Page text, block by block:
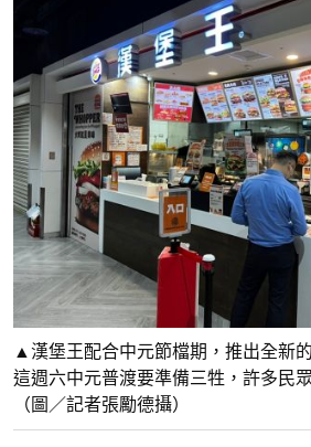
▲漢堡王配合中元節檔期，推出全新
這週六中元普渡要準備三牲，許多民
（圖／記者張勵德攝）